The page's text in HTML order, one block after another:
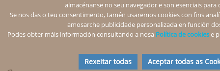
almacénanse no seu navegador e son esenciais
Se nos das o teu consentimento, tamén usaremos cookies con fins
amosarche publicidade personalizada en función
Podes obter máis información consultando a nosa Política de cookiese
Rexeitar todas Aceptar todas as